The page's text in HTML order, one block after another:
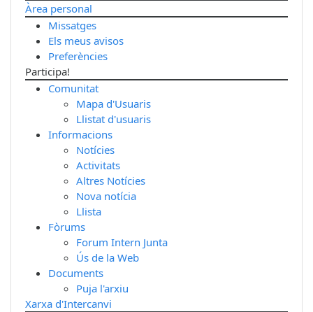
Àrea personal
Missatges
Els meus avisos
Preferències
Participa!
Comunitat
Mapa d'Usuaris
Llistat d'usuaris
Informacions
Notícies
Activitats
Altres Notícies
Nova notícia
Llista
Fòrums
Forum Intern Junta
Ús de la Web
Documents
Puja l'arxiu
Xarxa d'Intercanvi